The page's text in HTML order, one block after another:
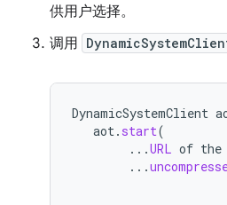
供用户选择。
调用
DynamicSystemClient
aot. start(
...URL of the
...